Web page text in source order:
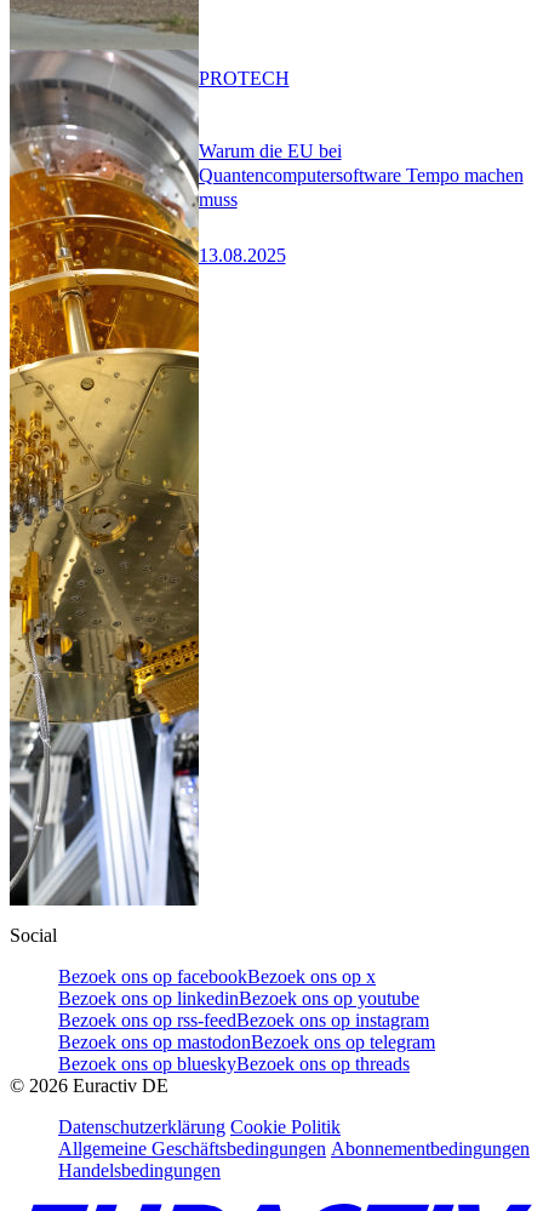
Warum die EU bei
Quantencomputersoftware Tempo machen
muss
13.08.2025
PROTECH
Social
Bezoek ons op facebookBezoek ons op x
Bezoek ons op linkedinBezoek ons op youtube
Bezoek ons op rss-feedBezoek ons op instagram
Bezoek ons op mastodonBezoek ons op telegram
Bezoek ons op blueskyBezoek ons op threads
© 2026 Euractiv DE
Datenschutzerklärung Cookie Politik
Allgemeine Geschäftsbedingungen Abonnementbedingungen
Handelsbedingungen